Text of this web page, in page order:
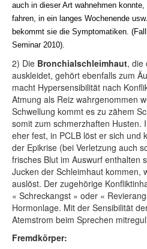
auch in dieser Art wahnehmen
fahren, in ein langes Wochenende
bekommt sie die Symptomatiken.
Seminar 2010).
2) Die Bronchialschleimhaut, die
auskleidet, gehört ebenfalls zum
macht Hypersensibilität nach
Atmung als Reiz wahrgenommen
Schwellung kommt es zu zähem
somit zum schmerzhaften Husten.
eher fest, in PCLB löst er sich und
der Epikrise (bei Verletzung auch
frisches Blut im Auswurf enthalten
Jucken der Schleimhaut kommen,
auslöst. Der zugehörige
« Schreckangst » oder «
Hormonlage. Mit der Sensibilität
Atemstrom beim Sprechen
Fremdkörper: